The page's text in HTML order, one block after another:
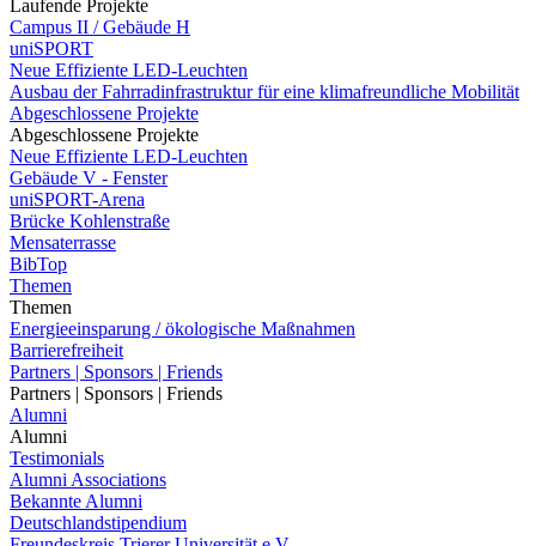
Laufende Projekte
Campus II / Gebäude H
uniSPORT
Neue Effiziente LED-Leuchten
Ausbau der Fahrradinfrastruktur für eine klimafreundliche Mobilität
Abgeschlossene Projekte
Abgeschlossene Projekte
Neue Effiziente LED-Leuchten
Gebäude V - Fenster
uniSPORT-Arena
Brücke Kohlenstraße
Mensaterrasse
BibTop
Themen
Themen
Energieeinsparung / ökologische Maßnahmen
Barrierefreiheit
Partners | Sponsors | Friends
Partners | Sponsors | Friends
Alumni
Alumni
Testimonials
Alumni Associations
Bekannte Alumni
Deutschlandstipendium